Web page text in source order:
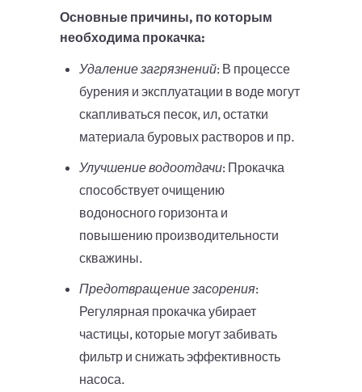
Основные причины, по которым
необходима прокачка:
Удаление загрязнений: В процессе
бурения и эксплуатации в воде могут
скапливаться песок, ил, остатки
материала буровых растворов и пр.
Улучшение водоотдачи: Прокачка
способствует очищению
водоносного горизонта и
повышению производительности
скважины.
Предотвращение засорения:
Регулярная прокачка убирает
частицы, которые могут забивать
фильтр и снижать эффективность
насоса.